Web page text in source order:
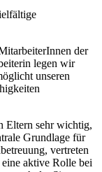
der
legen wir
unseren
Eltern sehr wichtig,
Grundlage für
vertreten
aktive Rolle bei